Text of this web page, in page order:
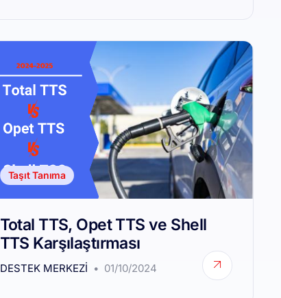
Taşıt Tanıma
Total TTS, Opet TTS ve Shell
TTS Karşılaştırması
DESTEK MERKEZI 01/10/2024